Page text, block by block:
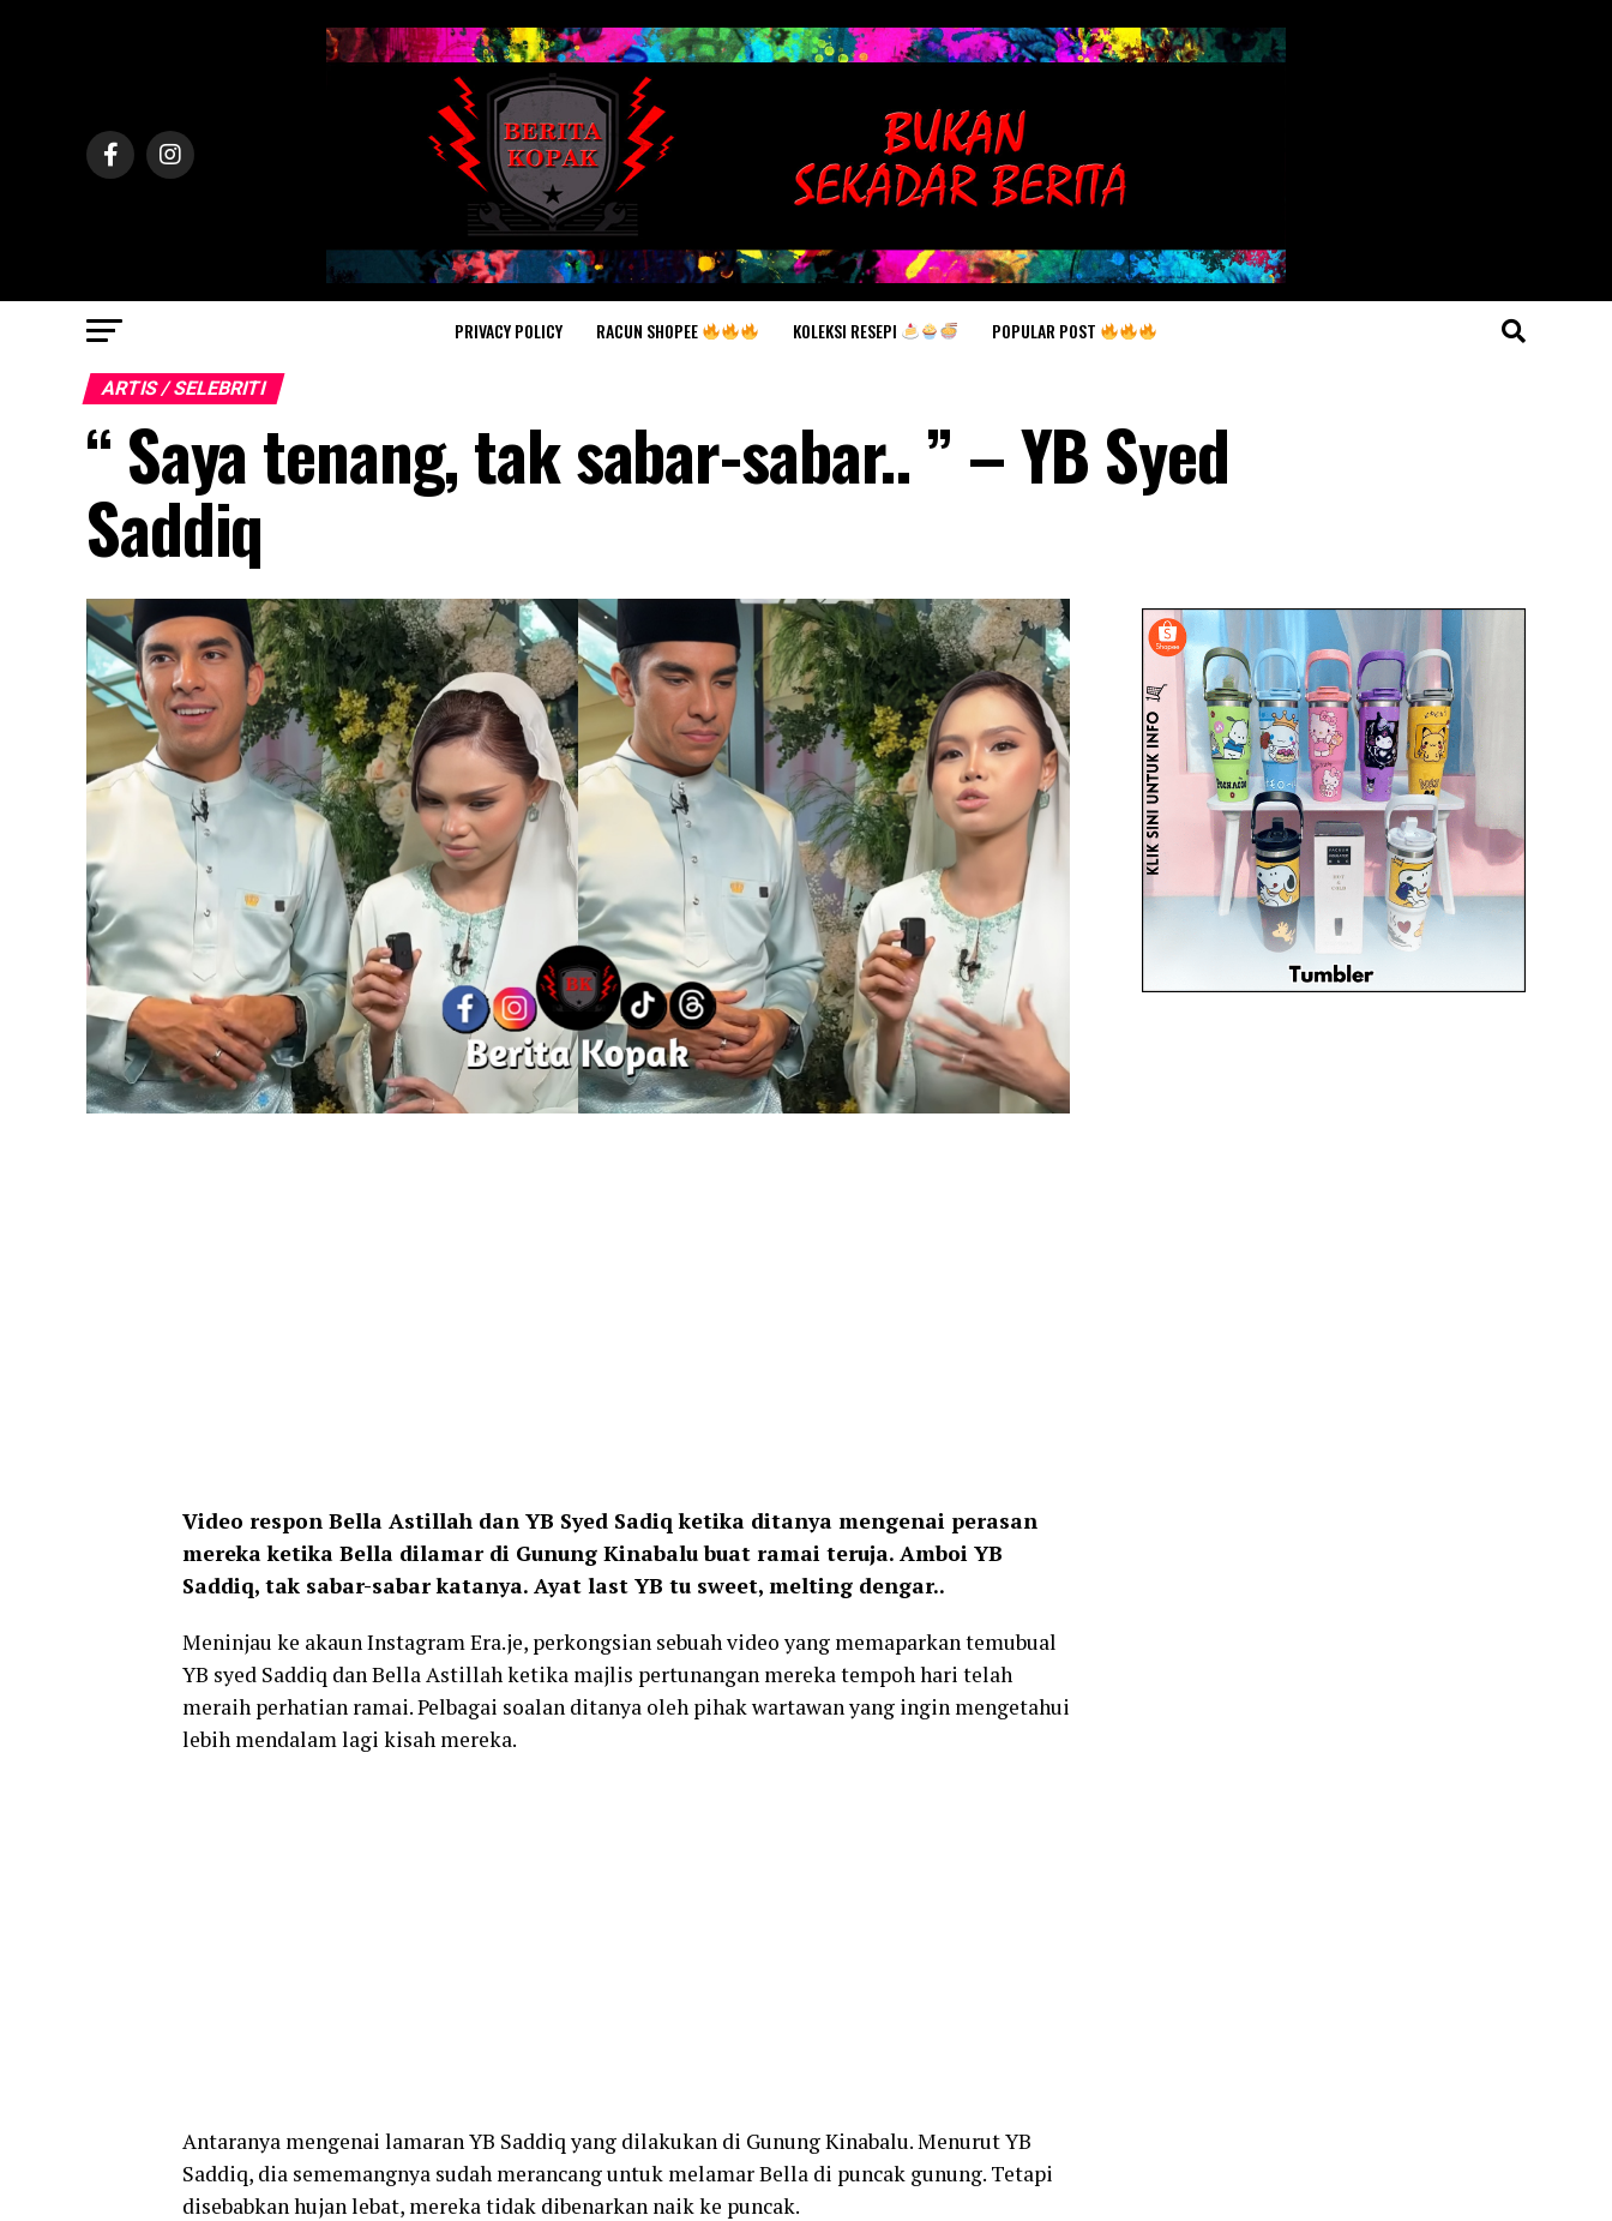
PRIVACY POLICY RACUN SHOPEE KOLEKSI RESEPI POPULAR POST
ARTIS / SELEBRITI
“ Saya tenang, tak sabar-sabar.. ” – YB Syed
Saddiq
Video respon Bella Astillah dan YB Syed Sadiq ketika ditanya mengenai perasan
mereka ketika Bella dilamar di Gunung Kinabalu buat ramai teruja. Amboi YB
Saddiq, tak sabar-sabar katanya. Ayat last YB tu sweet, melting dengar..
Meninjau ke akaun Instagram Era.je, perkongsian sebuah video yang memaparkan temubual
YB syed Saddiq dan Bella Astillah ketika majlis pertunangan mereka tempoh hari telah
meraih perhatian ramai. Pelbagai soalan ditanya oleh pihak wartawan yang ingin mengetahui
lebih mendalam lagi kisah mereka.
Antaranya mengenai lamaran YB Saddiq yang dilakukan di Gunung Kinabalu. Menurut YB
Saddiq, dia sememangnya sudah merancang untuk melamar Bella di puncak gunung. Tetapi
disebabkan hujan lebat, mereka tidak dibenarkan naik ke puncak.